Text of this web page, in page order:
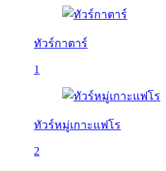
ทัวร์กาตาร์
1
ทัวร์หมู่เกาะแฟโร
2